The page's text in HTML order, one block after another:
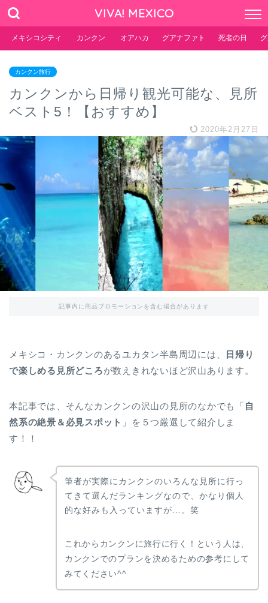
VIVA! MEXICO
メキシコシティ カンクン オアハカ グアナファト 死者の日
カンクン旅行
カンクンから日帰り観光可能な、見所
ベスト5！【おすすめ】
2020年2月27日
記事内に商品プロモーションを含む場合があります
メキシコ・カンクンのあるユカタン半島周辺には、
日帰り
で楽しめる見所どころが数えきれないほど沢山あります。
本記事では、そんなカンクンの沢山の見所のなかでも「 自
然系の絶景＆必見スポット 」を５つ厳選して紹介しま
す！！
筆者が実際にカンクンのいろんな見所に行っ
てきて選んだランキングなので、かなり個人
的な好みも入っていますが…。笑
これからカンクンに旅行に行く！という人は、
カンクンでのプランを決めるための参考にして
みてください^^